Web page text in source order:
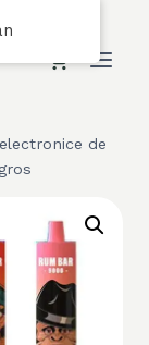
de